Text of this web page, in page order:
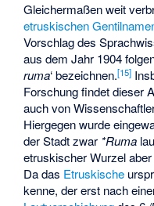
Gleichermaßen weit
etruskischen
Vorschlag des
aus dem Jahr 1904
ruma‘ bezeichnen.[15]
Forschung findet dieser
auch von
Hiergegen wurde
der Stadt zwar *Ruma
etruskischer Wurzel
Da das Etruskische
kenne, der erst nach